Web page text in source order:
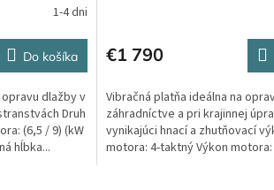
1-4 dni
Do košíka
dlažby v
Druh
(6,5 / 9) (kW
hĺbka...
€1 790
Vibračná platňa ideálna na
záhradníctve a pri krajinnej
vynikajúci hnací a zhutňovací
motora: 4-taktný Výkon motora: